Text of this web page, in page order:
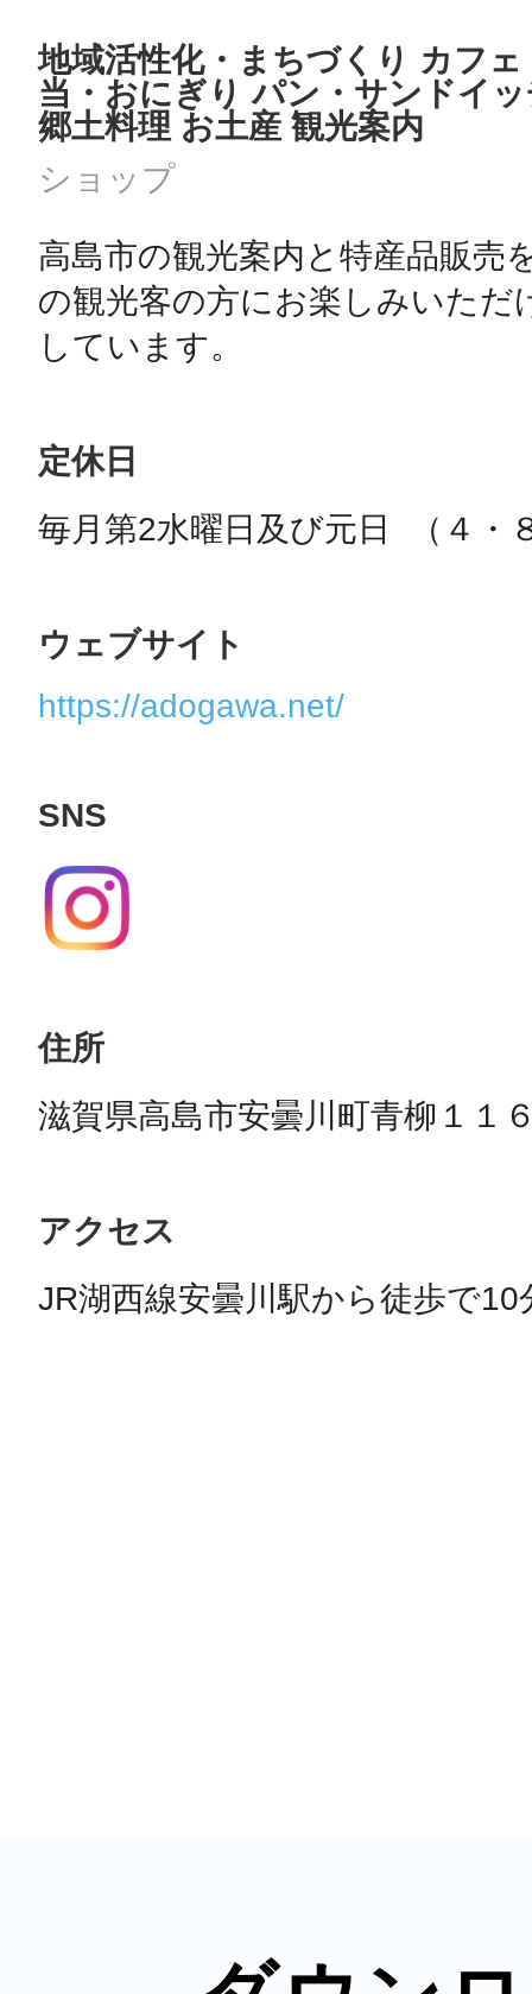
地域活性化・まちづくり カフ
当・おにぎり パン・サンドイ
郷土料理 お土産 観光案内
ショップ
高島市の観光案内と特産品販売
の観光客の方にお楽しみいただ
しています。
定休日
毎月第2水曜日及び元日  （４・
ウェブサイト
https://adogawa.net/
SNS
住所
滋賀県高島市安曇川町青柳１１
アクセス
JR湖西線安曇川駅から徒歩で10
お知らせ
ヘルプ
プライバシーポ